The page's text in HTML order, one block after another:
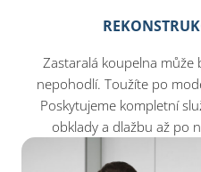
Zastaralá koupelna
nepohodlí. Toužíte po
Poskytujeme kompletní
obklady a dlažbu až po